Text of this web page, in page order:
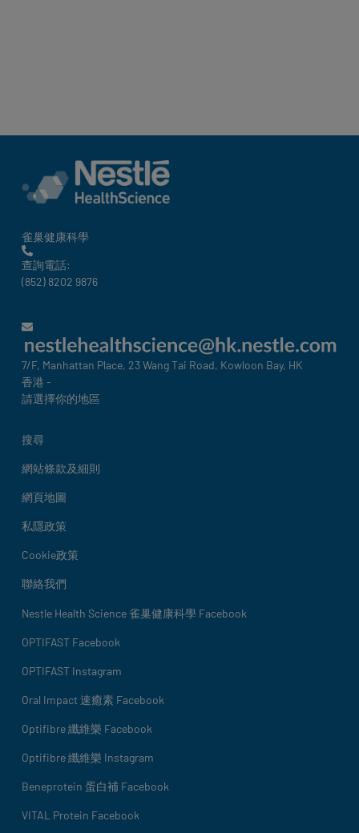
雀巢健康科學
查詢電話:
(852) 8202 9876
7/F, Manhattan Place, 23 Wang Tai Road, Kowloon Bay, HK
香港 -
請選擇你的地區
Legal
搜尋
網站條款及細則
網頁地圖
私隱政策
Cookie政策
聯絡我們
Social details
Nestle Health Science 雀巢健康科學 Facebook
OPTIFAST Facebook
OPTIFAST Instagram
Oral Impact 速癒素 Facebook
Optifibre 纖維樂 Facebook
Optifibre 纖維樂 Instagram
Beneprotein 蛋白補 Facebook
VITAL Protein Facebook